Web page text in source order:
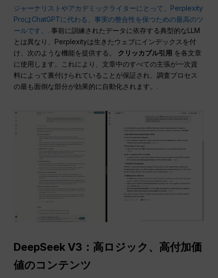
ジャーナリストやアカデミックライターにとって、Perplexity
ProはChatGPTに代わる、事実の整合性を保つための最高のツ
ールです。.事前に訓練されたデータに依存する典型的なLLM
とは異なり、Perplexityは生きたウェブにインデックスを付
け、次のような機能を提供する。 クリッカブル引用 を各文章
に使用します。これにより、文章中のすべての主張が一次資
料によって裏付けられていることが保証され、調査プロセス
の最も面倒な部分が効果的に自動化されます。.
DeepSeek V3：高ロジック、高付加価
値のコンテンツ